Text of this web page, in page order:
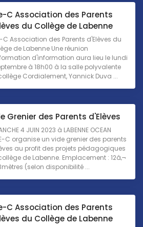
C Association des Parents
du Collège de Labenne
C Association des Parents d'Elèves du
de Labenne Une réunion
d'information aura lieu le lundi
à 18h00 à la salle polyvalente
Cordialement, Yannick Duva ...
Grenier des Parents d'Elèves
4 JUIN 2023 à LABENNE OCEAN
C organise un vide grenier des parents
au profit des projets pédagogiques
de Labenne. Emplacement : 12â‚¬
(selon disponibilité ...
C Association des Parents
du Collège de Labenne